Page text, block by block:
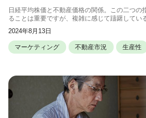
日経平均株価と不動産価格の関係。この二つの
ることは重要ですが、複雑に感じて躊躇してい
せん。この記事では、日経平均株価と不動産価
わかりやすく解説します。 日経平均
2024年8月13日
マーケティング 不動産市況 生産性